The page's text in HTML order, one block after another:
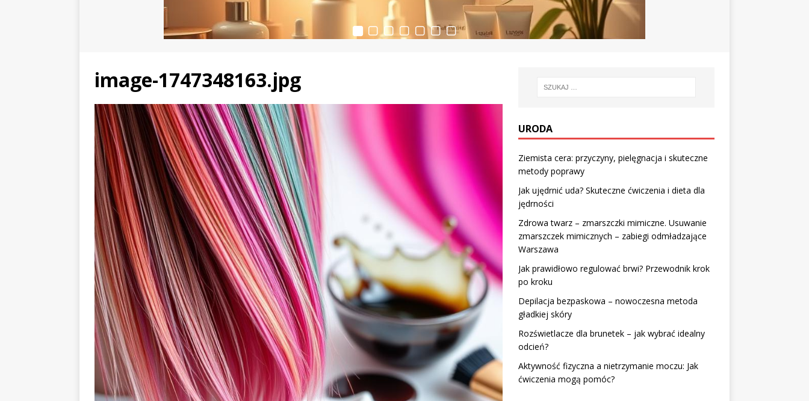
image-1747348163.jpg
URODA
Ziemista cera: przyczyny, pielęgnacja i skuteczne
metody poprawy
Jak ujędrnić uda? Skuteczne ćwiczenia i dieta dla
jędrności
Zdrowa twarz – zmarszczki mimiczne. Usuwanie
zmarszczek mimicznych – zabiegi odmładzające
Warszawa
Jak prawidłowo regulować brwi? Przewodnik krok
po kroku
Depilacja bezpaskowa – nowoczesna metoda
gładkiej skóry
Rozświetlacze dla brunetek – jak wybrać idealny
odcień?
Aktywność fizyczna a nietrzymanie moczu: Jak
ćwiczenia mogą pomóc?